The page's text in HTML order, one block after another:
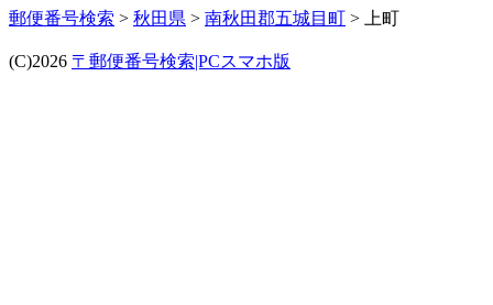
郵便番号検索 > 秋田県 > 南秋田郡五城目町 > 上町
(C)2026 〒郵便番号検索|PCスマホ版